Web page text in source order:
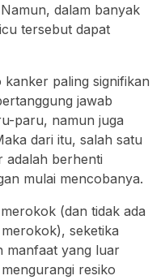
dalam banyak
tersebut dapat
paling signifikan
jawab
paru, namun juga
dari itu, salah satu
adalah berhenti
mulai mencobanya.
(dan tidak ada
seketika
manfaat yang luar
resiko